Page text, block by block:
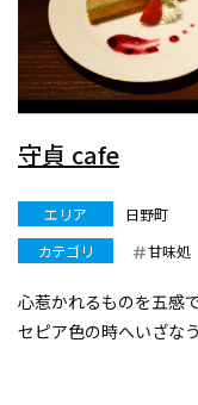
守貞 cafe
エリア
日野町
カテゴリ
甘味処
心惹かれるものを五感
セピア色の時へいざな